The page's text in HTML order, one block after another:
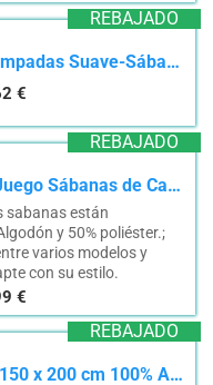
REBAJADO
Modern Threads Estampadas Suave-Sábanas de Microfibra lujosas Juego Rosas, poliéster, Crema, Cama...
€
REBAJADO
MERCURY TEXTIL – Juego Sábanas de Cama de Verano y Entretiempo. Estampadas 3 Piezas, Incluye...
sabanas están
y 50% poliéster.;
varios modelos y
con su estilo.
€
REBAJADO
Lirex Sábana Bajera, 150 x 200 cm 100% Algodón Egipcio 400 Hilos Sábana Bajera Suave...